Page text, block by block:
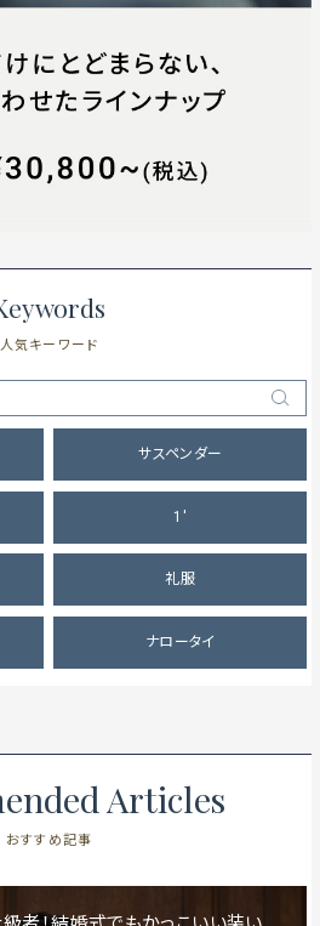
人気キーワード
サスペンダー
1'
礼服
ナロータイ
Articles
おすすめ記事